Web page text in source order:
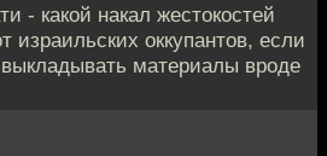
- какой накал жестокостей
израильских оккупантов, если
материалы вроде